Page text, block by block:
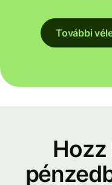
További
Hozz